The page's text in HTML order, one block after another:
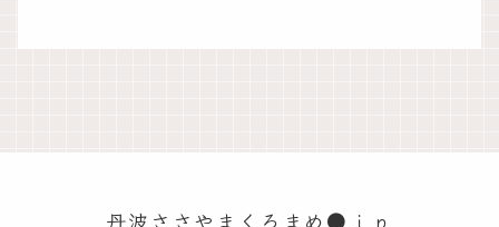
丹波ささやまくろまめ●ｊｐ